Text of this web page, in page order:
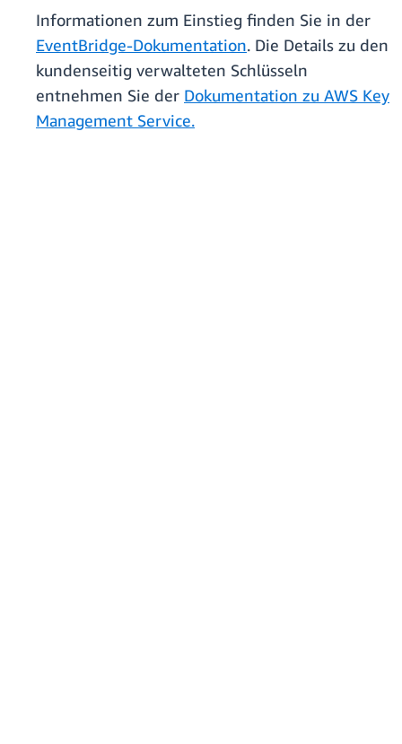
Informationen zum Einstieg finden Sie in der
EventBridge-Dokumentation. Die Details zu den
kundenseitig verwalteten Schlüsseln
entnehmen Sie der Dokumentation zu AWS Key
Management Service.